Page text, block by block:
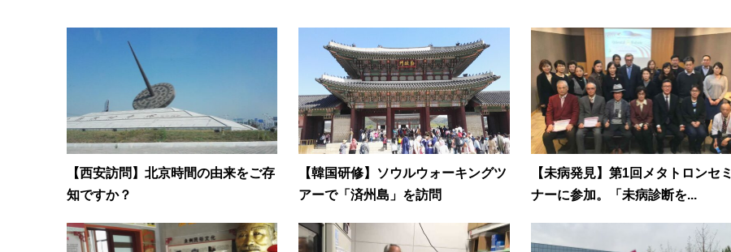
【西安訪問】北京時間の由来をご存
知ですか？
【韓国研修】ソウルウォーキングツ
アーで「済州島」を訪問
【未病発見】第1回メタトロンセミ
ナーに参加。「未病診断を...